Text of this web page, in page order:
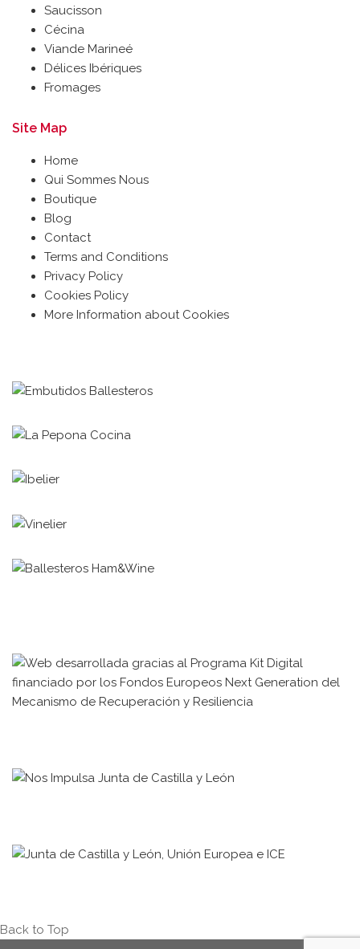
Saucisson
Cécina
Viande Marineé
Délices Ibériques
Fromages
Site Map
Home
Qui Sommes Nous
Boutique
Blog
Contact
Terms and Conditions
Privacy Policy
Cookies Policy
More Information about Cookies
Back to Top